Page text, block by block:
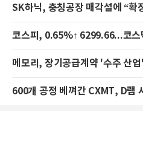
SK하닉, 충칭공장 매각설에 “확
코스피, 0.65%↑ 6299.66...코스
메모리, 장기공급계약 '수주 산
600개 공정 베껴간 CXMT, D램